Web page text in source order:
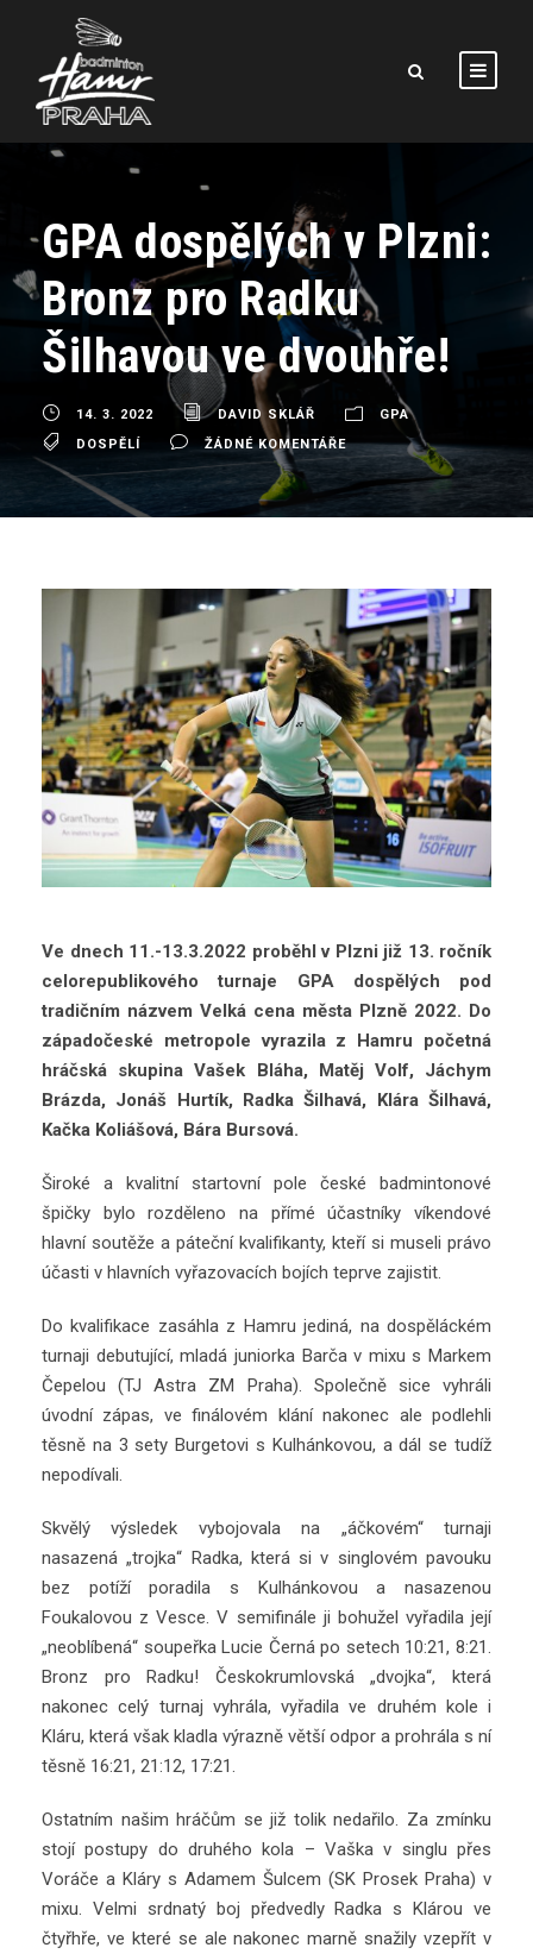
GPA dospělých v Plzni:
Bronz pro Radku
Šilhavou ve dvouhře!
14. 3. 2022 DAVID SKLÁŘ
GPA
DOSPĚLÍ
ŽÁDNÉ KOMENTÁŘE
Ve dnech 11.-13.3.2022 proběhl v Plzni již 13. ročník
celorepublikového turnaje GPA dospělých pod
tradičním názvem Velká cena města Plzně 2022. Do
západočeské metropole vyrazila z Hamru početná
hráčská skupina Vašek Bláha, Matěj Volf, Jáchym
Brázda, Jonáš Hurtík, Radka Šilhavá, Klára Šilhavá,
Kačka Koliášová, Bára Bursová.
Široké a kvalitní startovní pole české badmintonové
špičky bylo rozděleno na přímé účastníky víkendové
hlavní soutěže a páteční kvalifikanty, kteří si museli právo
účasti v hlavních vyřazovacích bojích teprve zajistit.
Do kvalifikace zasáhla z Hamru jediná, na dospěláckém
turnaji debutující, mladá juniorka Barča v mixu s Markem
Čepelou (TJ Astra ZM Praha). Společně sice vyhráli
úvodní zápas, ve finálovém klání nakonec ale podlehli
těsně na 3 sety Burgetovi s Kulhánkovou, a dál se tudíž
nepodívali.
Skvělý výsledek vybojovala na „áčkovém“ turnaji
nasazená „trojka“ Radka, která si v singlovém pavouku
bez potíží poradila s Kulhánkovou a nasazenou
Foukalovou z Vesce. V semifinále ji bohužel vyřadila její
„neoblíbená“ soupeřka Lucie Černá po setech 10:21, 8:21.
Bronz pro Radku! Českokrumlovská „dvojka“, která
nakonec celý turnaj vyhrála, vyřadila ve druhém kole i
Kláru, která však kladla výrazně větší odpor a prohrála s ní
těsně 16:21, 21:12, 17:21.
Ostatním našim hráčům se již tolik nedařilo. Za zmínku
stojí postupy do druhého kola – Vaška v singlu přes
Voráče a Kláry s Adamem Šulcem (SK Prosek Praha) v
mixu. Velmi srdnatý boj předvedly Radka s Klárou ve
čtyřhře, ve které se ale nakonec marně snažily vzepřít v